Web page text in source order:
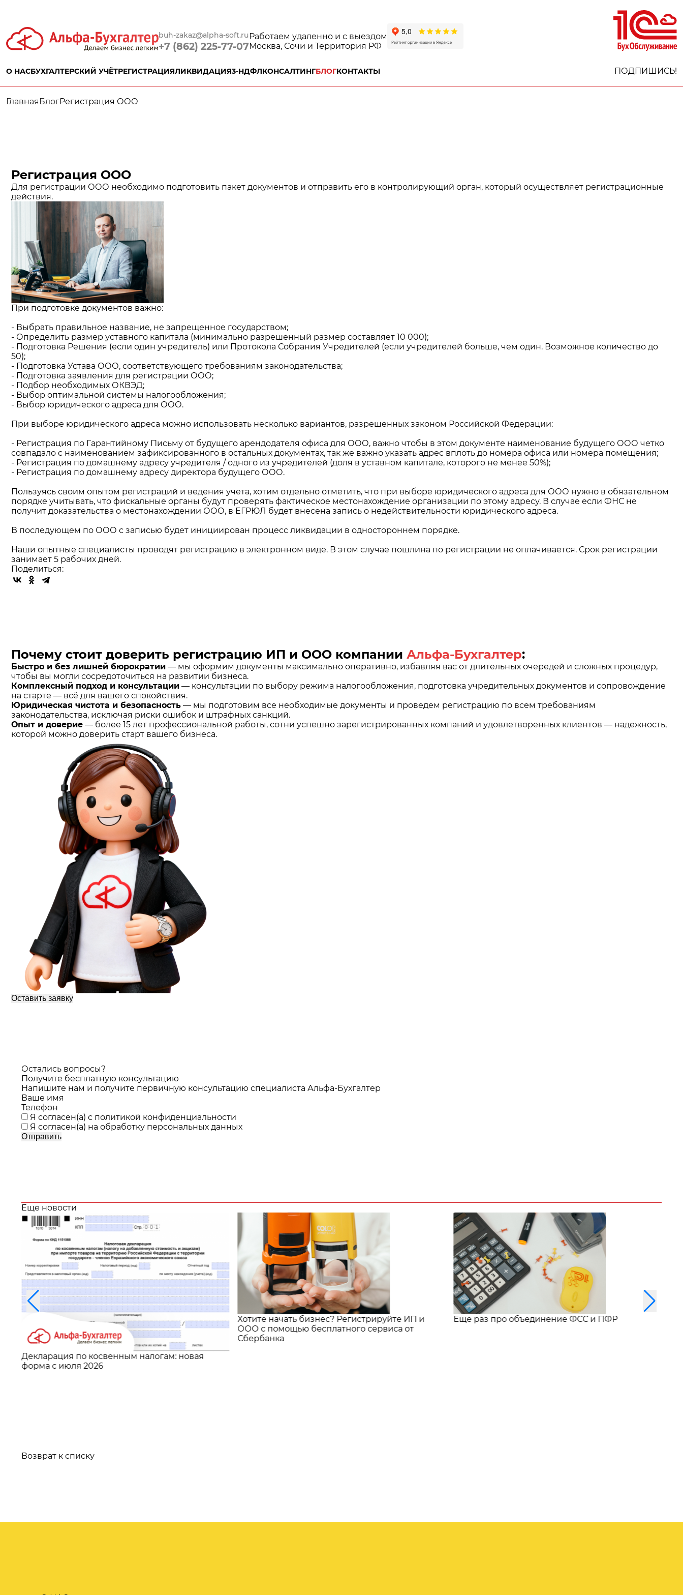
buh-zakaz@alpha-soft.ru
+7 (862) 225-77-07
Работаем удаленно и с выездом
Москва, Сочи и Территория РФ
О НАСБУХГАЛТЕРСКИЙ УЧЁТРЕГИСТРАЦИЯЛИКВИДАЦИЯ3-НДФЛКОНСАЛТИНГБЛОГКОНТАКТЫ ПОДПИШИСЬ!
ГлавнаяБлогРегистрация ООО
Регистрация ООО
Для регистрации ООО необходимо подготовить пакет документов и отправить его в контролирующий орган, который осуществляет регистрационные
действия.
При подготовке документов важно:
- Выбрать правильное название, не запрещенное государством;
- Определить размер уставного капитала (минимально разрешенный размер составляет 10 000);
- Подготовка Решения (если один учредитель) или Протокола Собрания Учредителей (если учредителей больше, чем один. Возможное количество до
50);
- Подготовка Устава ООО, соответствующего требованиям законодательства;
- Подготовка заявления для регистрации ООО;
- Подбор необходимых ОКВЭД;
- Выбор оптимальной системы налогообложения;
- Выбор юридического адреса для ООО.
При выборе юридического адреса можно использовать несколько вариантов, разрешенных законом Российской Федерации:
- Регистрация по Гарантийному Письму от будущего арендодателя офиса для ООО, важно чтобы в этом документе наименование будущего ООО четко
совпадало с наименованием зафиксированного в остальных документах, так же важно указать адрес вплоть до номера офиса или номера помещения;
- Регистрация по домашнему адресу учредителя / одного из учредителей (доля в уставном капитале, которого не менее 50%);
- Регистрация по домашнему адресу директора будущего ООО.
Пользуясь своим опытом регистраций и ведения учета, хотим отдельно отметить, что при выборе юридического адреса для ООО нужно в обязательном
порядке учитывать, что фискальные органы будут проверять фактическое местонахождение организации по этому адресу. В случае если ФНС не
получит доказательства о местонахождении ООО, в ЕГРЮЛ будет внесена запись о недействительности юридического адреса.
В последующем по ООО с записью будет инициирован процесс ликвидации в одностороннем порядке.
Наши опытные специалисты проводят регистрацию в электронном виде. В этом случае пошлина по регистрации не оплачивается. Срок регистрации
занимает 5 рабочих дней.
Поделиться:
Почему стоит доверить регистрацию ИП и ООО компании Альфа-Бухгалтер:
Быстро и без лишней бюрократии — мы оформим документы максимально оперативно, избавляя вас от длительных очередей и сложных процедур,
чтобы вы могли сосредоточиться на развитии бизнеса.
Комплексный подход и консультации — консультации по выбору режима налогообложения, подготовка учредительных документов и сопровождение
на старте — всё для вашего спокойствия.
Юридическая чистота и безопасность — мы подготовим все необходимые документы и проведем регистрацию по всем требованиям
законодательства, исключая риски ошибок и штрафных санкций.
Опыт и доверие — более 15 лет профессиональной работы, сотни успешно зарегистрированных компаний и удовлетворенных клиентов — надежность,
которой можно доверить старт вашего бизнеса.
Оставить заявку
Остались вопросы?
Получите бесплатную консультацию
Напишите нам и получите первичную консультацию специалиста Альфа-Бухгалтер
Ваше имя
Телефон
Я согласен(а) с политикой конфиденциальности
Я согласен(а) на обработку персональных данных
Еще новости
Декларация по косвенным налогам: новая
форма с июля 2026
Хотите начать бизнес? Регистрируйте ИП и
ООО с помощью бесплатного сервиса от
Сбербанка
Еще раз про объединение ФСС и ПФР
Возврат к списку